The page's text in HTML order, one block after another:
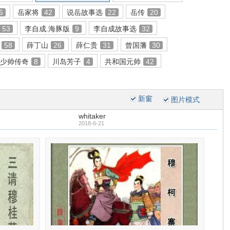
岳家将 42 说岳故事选 22 岳传
20
53
李自成.海豚版 9 李自成故事选
32
58
薛丁山 26 薛仁贵 31 曾国藩
30
少帅传奇
8 川岛芳子 4 共和国元帅 42
新窗
图片模式
whitaker
2018-6-21